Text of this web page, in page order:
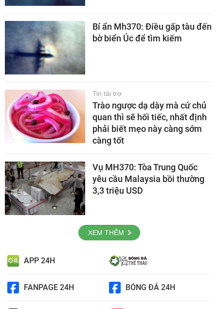
Bí ẩn Mh370: Điều gấp tàu đến
bờ biển Úc để tìm kiếm
Tin tài trợ
Trào ngược dạ dày mà cứ chủ
quan thì sẽ hối tiếc, nhất định
phải biết mẹo này càng sớm
càng tốt
Vụ MH370: Tòa Trung Quốc
yêu cầu Malaysia bồi thường
3,3 triệu USD
XEM THÊM
APP 24H
FANPAGE 24H BÓNG ĐÁ 24H